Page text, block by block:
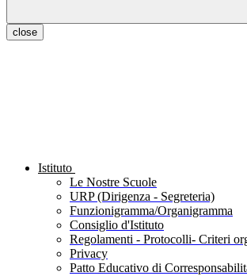
close
Istituto
Le Nostre Scuole
URP (Dirigenza - Segreteria)
Funzionigramma/Organigramma
Consiglio d'Istituto
Regolamenti - Protocolli- Criteri
Privacy
Patto Educativo di